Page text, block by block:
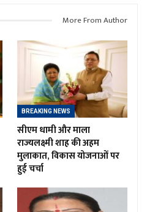
More From Author
BREAKING NEWS
सीएम धामी और माला
राज्यलक्ष्मी शाह की अहम
मुलाकात, विकास योजनाओं पर
हुई चर्चा